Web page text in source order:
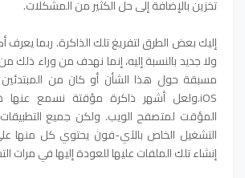
تخزين بالإضافة إلى حل الكثير من المشكلات.
إليك بعض الطرق لتفريغ تلك الذاكرة. ربما يعرف
ولا جديد بالنسبة إليه، إنما نهدف من وراء
مسبقة حول هذا الشأن أو كان من
iOS.ولعل أشهر ذاكرة مؤقتة نسمع عنها
المؤقت لمتصفح الويب. ولكن جميع
التشغيل الخاص بالآي-فون يحتوي كل منها
إنشاء تلك الملفات عليها للعودة إليها في مرات